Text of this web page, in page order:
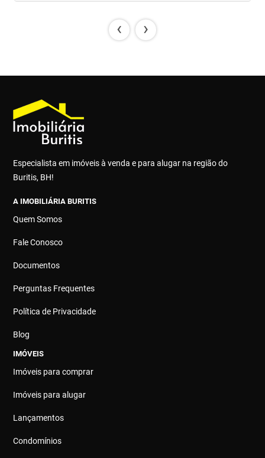
‹ ›
Especialista em imóveis à venda e para alugar na região do
Buritis, BH!
A IMOBILIÁRIA BURITIS
Quem Somos
Fale Conosco
Documentos
Perguntas Frequentes
Política de Privacidade
Blog
IMÓVEIS
Imóveis para comprar
Imóveis para alugar
Lançamentos
Condomínios